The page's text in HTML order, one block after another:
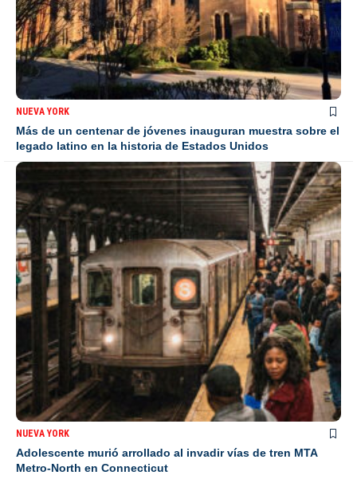
NUEVA YORK
Más de un centenar de jóvenes inauguran muestra sobre el
legado latino en la historia de Estados Unidos
NUEVA YORK
Adolescente murió arrollado al invadir vías de tren MTA
Metro-North en Connecticut